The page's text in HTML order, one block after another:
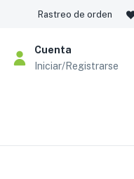
Rastreo de orden
Cuenta
Iniciar/Registrarse